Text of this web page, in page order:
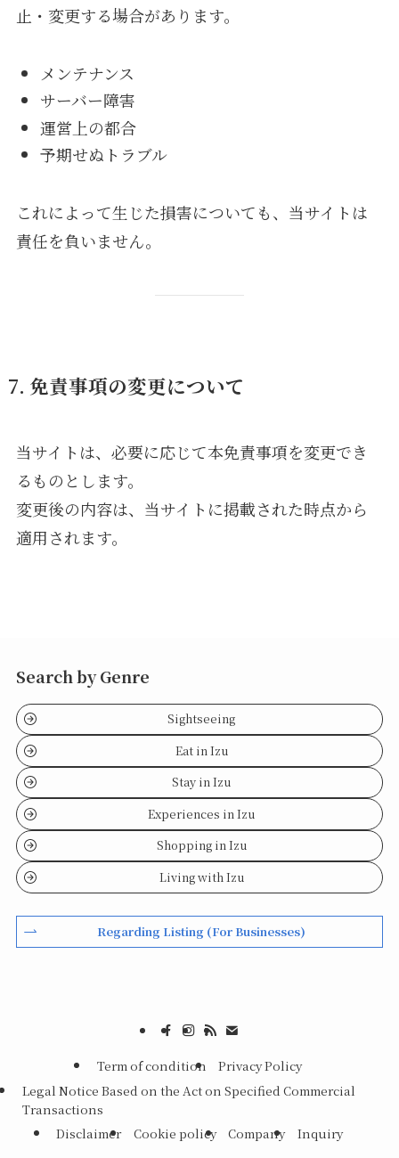
止・変更する場合があります。
メンテナンス
サーバー障害
運営上の都合
予期せぬトラブル
これによって生じた損害についても、当サイトは
責任を負いません。
7. 免責事項の変更について
当サイトは、必要に応じて本免責事項を変更でき
るものとします。
変更後の内容は、当サイトに掲載された時点から
適用されます。
Search by Genre
Sightseeing
Eat in Izu
Stay in Izu
Experiences in Izu
Shopping in Izu
Living with Izu
Regarding Listing (For Businesses)
Term of condition
Privacy Policy
Legal Notice Based on the Act on Specified Commercial
Transactions
Disclaimer
Cookie policy Company Inquiry